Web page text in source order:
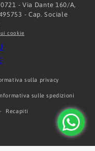
- Via Dante 160/A,
- Cap. Sociale
cookie
sulla privacy
sulle spedizioni
Recapiti